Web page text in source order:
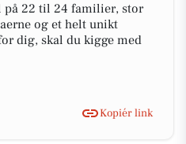
på 22 til 24 familier, stor
og et helt unikt
dig, skal du kigge med
Kopiér link